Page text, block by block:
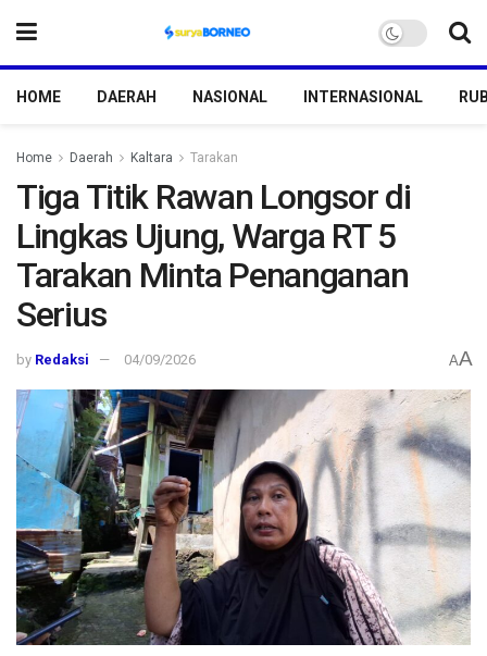
HOME DAERAH NASIONAL INTERNASIONAL
Home Daerah Kaltara Tarakan
Tiga Titik Rawan Longsor di
Lingkas Ujung, Warga RT 5
Tarakan Minta Penanganan
Serius
by Redaksi 04/09/2026 AA